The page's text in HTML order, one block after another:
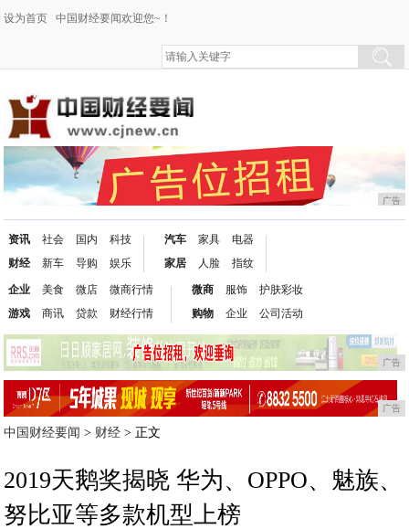
设为首页 中国财经要闻欢迎您~！
广告
资讯
财经
社会
新车
国内
导购
科技
娱乐
汽车
家居
家具
人脸
电器
指纹
企业
游戏
美食
商讯
微店
贷款
微商行情
财经行情
微商
购物
服饰
企业
护肤彩妆
公司活动
广告
广告
中国财经要闻 > 财经 > 正文
2019天鹅奖揭晓 华为、OPPO、魅族、
努比亚等多款机型上榜